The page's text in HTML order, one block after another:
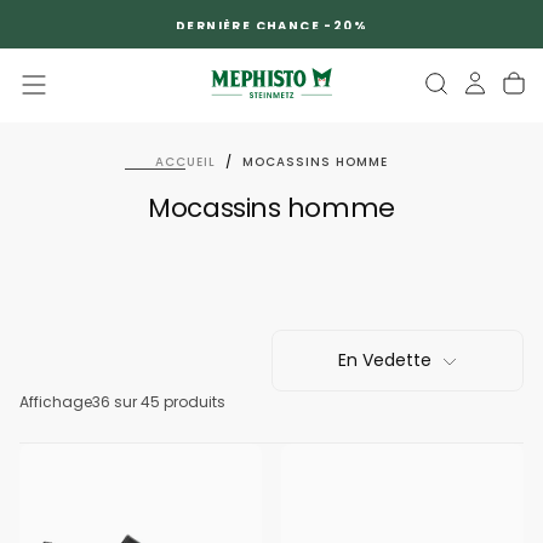
DERNIÈRE CHANCE -20%
ACCUEIL / MOCASSINS HOMME
Mocassins homme
En Vedette
Affichage36 sur 45 produits